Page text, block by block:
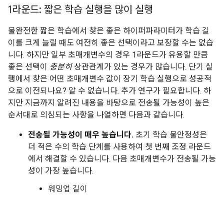
1라운드: 짧은 학습 실행을 많이 실행
불완전한 짧은 학습에서 찾은 좋은 하이퍼파라미터가 학습 길
이를 크게 늘릴 때도 여전히 좋은 선택이라고 보장할 수는 없습
니다. 하지만 일부 초매개변수의 경우 1라운드가 유용할 만큼
좋은 선택이
충분히상관관계가 있는 경우가 많습니다. 단기 실
행에서 찾은 어떤 초매개변수 값이 장기 학습 실행으로 성공적
으로 이전되나요? 알 수 없습니다. 추가 연구가 필요합니다. 하
지만 지금까지 알려진 내용을 바탕으로 전송될 가능성이 높은
순서대로 의심되는 사항을 나열하면 다음과 같습니다.
전송될 가능성이 매우 높습니다. 초기 학습 불안정성은
더 적은 수의 학습 단계를 사용하여 첫 번째 조정 라운드
에서 해결할 수 있습니다. 다음 초매개변수가 전송될 가능
성이 가장 높습니다.
워밍업 길이